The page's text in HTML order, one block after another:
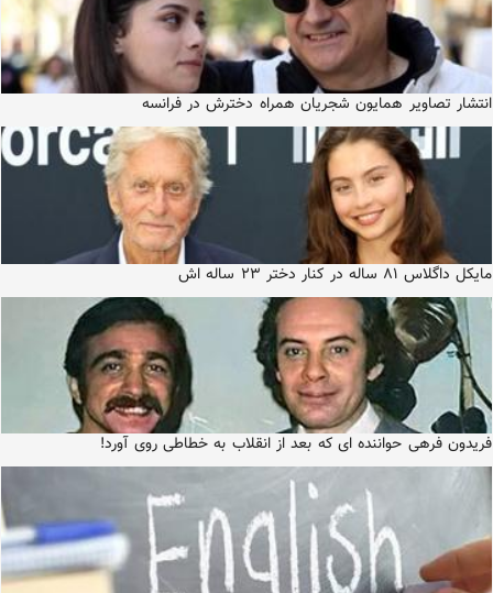
انتشار تصاویر همایون شجریان همراه دخترش در فرانسه
مایکل داگلاس ۸۱ ساله در کنار دختر ۲۳ ساله اش
فریدون فرهی حواننده ای که بعد از انقلاب به خطاطی روی آورد!